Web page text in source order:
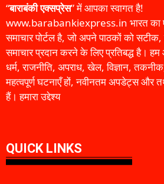
“बाराबंकी एक्सप्रेस” में आपका स्वागत है!
www.barabankiexpress.in भारत का
समाचार पोर्टल है, जो अपने पाठकों को सटीक,
समाचार प्रदान करने के लिए प्रतिबद्ध है।
धर्म, राजनीति, अपराध, खेल, विज्ञान,
महत्वपूर्ण घटनाएँ हों, नवीनतम अपडेट्स और
हैं। हमारा उद्देश्य
QUICK LINKS